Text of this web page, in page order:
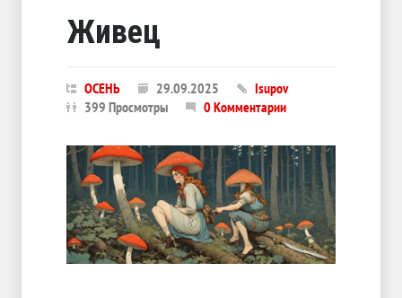
Живец
ОСЕНЬ 29.09.2025
Isupov
399 Просмотры
0 Комментарии